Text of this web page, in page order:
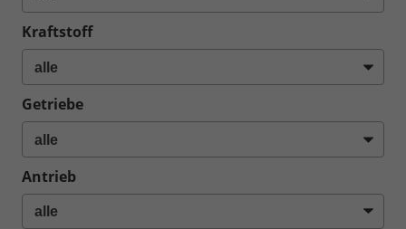
Kraftstoff
Getriebe
Antrieb